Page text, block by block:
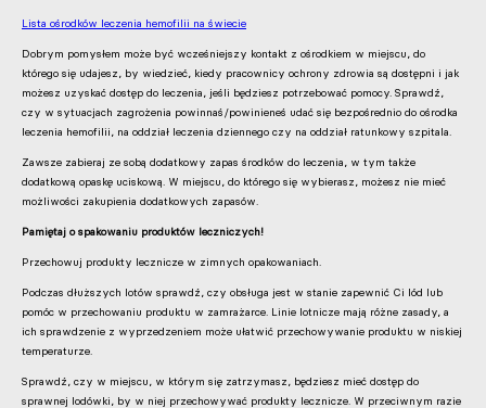
Lista ośrodków leczenia hemofilii na świecie
Dobrym pomysłem może być wcześniejszy kontakt z ośrodkiem w miejscu, do
którego się udajesz, by wiedzieć, kiedy pracownicy ochrony zdrowia są dostępni i jak
możesz uzyskać dostęp do leczenia, jeśli będziesz potrzebować pomocy. Sprawdź,
czy w sytuacjach zagrożenia powinnaś/powinieneś udać się bezpośrednio do ośrodka
leczenia hemofilii, na oddział leczenia dziennego czy na oddział ratunkowy szpitala.
Zawsze zabieraj ze sobą dodatkowy zapas środków do leczenia, w tym także
dodatkową opaskę uciskową. W miejscu, do którego się wybierasz, możesz nie mieć
możliwości zakupienia dodatkowych zapasów.
Pamiętaj o spakowaniu produktów leczniczych!
Przechowuj produkty lecznicze w zimnych opakowaniach.
Podczas dłuższych lotów sprawdź, czy obsługa jest w stanie zapewnić Ci lód lub
pomóc w przechowaniu produktu w zamrażarce. Linie lotnicze mają różne zasady, a
ich sprawdzenie z wyprzedzeniem może ułatwić przechowywanie produktu w niskiej
temperaturze.
Sprawdź, czy w miejscu, w którym się zatrzymasz, będziesz mieć dostęp do
sprawnej lodówki, by w niej przechowywać produkty lecznicze. W przeciwnym razie